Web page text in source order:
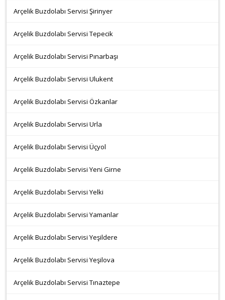
Arçelik Buzdolabı Servisi Şirinyer
Arçelik Buzdolabı Servisi Tepecik
Arçelik Buzdolabı Servisi Pınarbaşı
Arçelik Buzdolabı Servisi Ulukent
Arçelik Buzdolabı Servisi Özkanlar
Arçelik Buzdolabı Servisi Urla
Arçelik Buzdolabı Servisi Üçyol
Arçelik Buzdolabı Servisi Yeni Girne
Arçelik Buzdolabı Servisi Yelki
Arçelik Buzdolabı Servisi Yamanlar
Arçelik Buzdolabı Servisi Yeşildere
Arçelik Buzdolabı Servisi Yeşilova
Arçelik Buzdolabı Servisi Tınaztepe